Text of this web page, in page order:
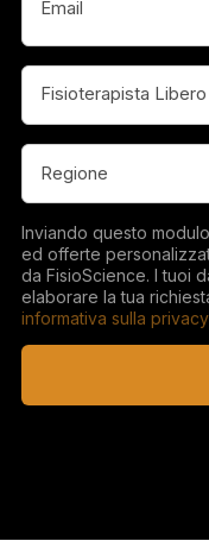
Professione
Regione
Inviando questo
ed offerte
da FisioScience. I tuoi
elaborare la tua
informativa sulla privacy